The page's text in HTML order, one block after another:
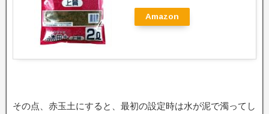
Amazon
その点、赤玉土にすると、最初の設定時は水が泥で濁ってし